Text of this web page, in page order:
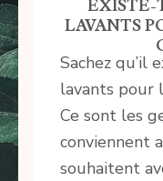
EXISTE-
LAVANTS
Sachez qu’il
lavants pour
Ce sont les
conviennent
souhaitent